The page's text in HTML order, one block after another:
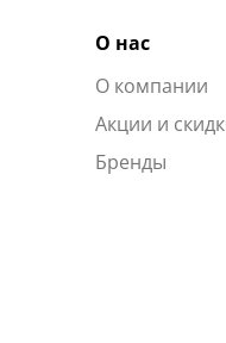
О нас
О компании
Акции и
Бренды